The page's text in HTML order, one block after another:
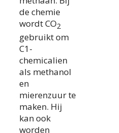
de chemie
wordt CO2
gebruikt om
C1-
chemicalien
als methanol
en
mierenzuur te
maken. Hij
kan ook
worden